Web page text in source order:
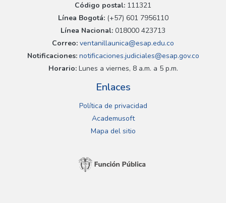
Código postal: 111321
Línea Bogotá:(+57) 601 7956110
Línea Nacional: 018000 423713
Correo: ventanillaunica@esap.edu.co
Notificaciones:notificaciones.judiciales@esap.gov.co
Horario:Lunes a viernes, 8 a.m. a 5 p.m.
Enlaces
Política de privacidad
Academusoft
Mapa del sitio